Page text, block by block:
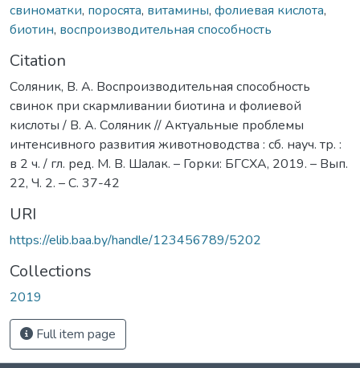
свиноматки, поросята, витамины, фолиевая кислота,
биотин, воспроизводительная способность
Citation
Соляник, В. А. Воспроизводительная способность
свинок при скармливании биотина и фолиевой
кислоты / В. А. Соляник // Актуальные проблемы
интенсивного развития животноводства : сб. науч. тр. :
в 2 ч. / гл. ред. М. В. Шалак. – Горки: БГСХА, 2019. – Вып.
22, Ч. 2. – С. 37-42
URI
https://elib.baa.by/handle/123456789/5202
Collections
2019
Full item page